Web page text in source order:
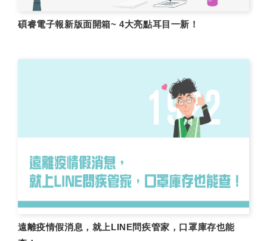
碩睿電子報新版面開箱~ 4大亮點耳目一新！
遠離疫情假消息，就上LINE問疾管家，口罩庫存也能